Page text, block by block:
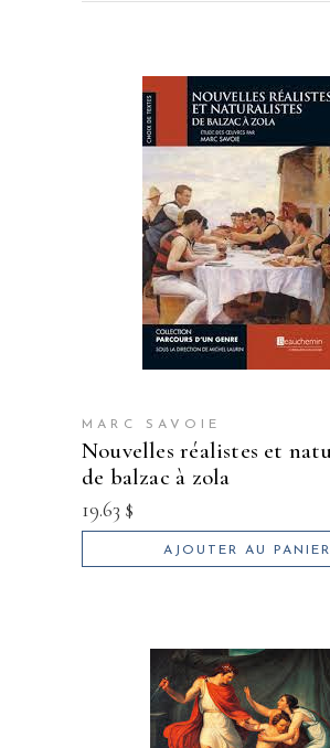
MARC SAVOIE
nouvelles réalistes et naturalistes
de balzac à zola
19.63 $
AJOUTER AU PANIER